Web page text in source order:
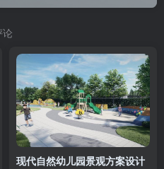
论
现代自然幼儿园景观方案设计